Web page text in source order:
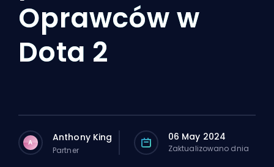
Oprawców w
Dota 2
A Anthony King
Partner
06 May 2024
Zaktualizowano dnia